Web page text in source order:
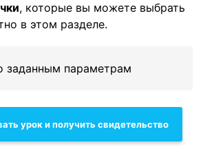
, которые вы можете выбрать
в этом разделе.
заданным параметрам
урок и получить свидетельство